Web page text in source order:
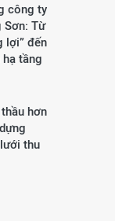
công ty
Sơn: Từ
lợi” đến
tầng
hơn
thu